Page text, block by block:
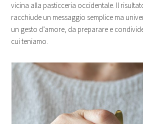
vicina alla pasticceria occidentale. Il
racchiude un messaggio semplice ma
un gesto d’amore, da preparare e
cui teniamo.